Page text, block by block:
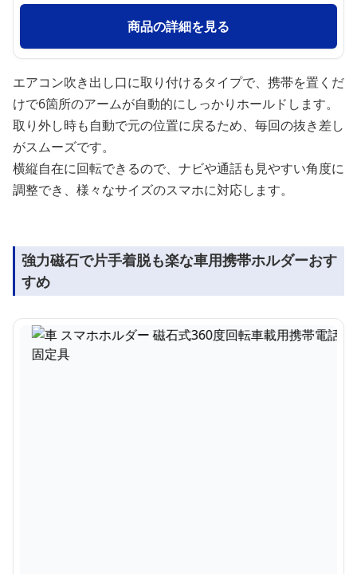
商品の詳細を見る
エアコン吹き出し口に取り付けるタイプで、携帯を置くだ
けで6箇所のアームが自動的にしっかりホールドします。
取り外し時も自動で元の位置に戻るため、毎回の抜き差し
がスムーズです。
横縦自在に回転できるので、ナビや通話も見やすい角度に
調整でき、様々なサイズのスマホに対応します。
強力磁石で片手着脱も楽な車用携帯ホルダーおす
すめ